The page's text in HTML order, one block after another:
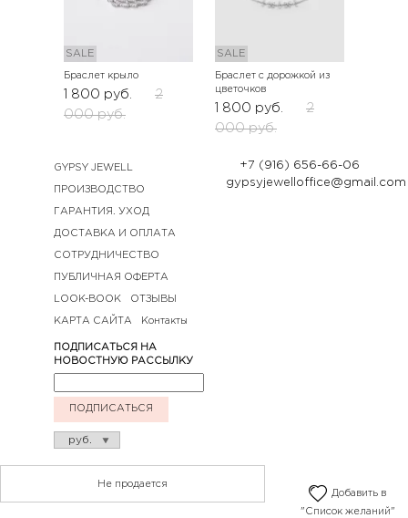
Не продается
Добавить в
"Список желаний"
SALE
Браслет крыло
1 800 руб.
2
000 руб.
SALE
Браслет с дорожкой из
цветочков
1 800 руб.
2
000 руб.
GYPSY JEWELL
ПРОИЗВОДСТВО
ГАРАНТИЯ. УХОД
ДОСТАВКА И ОПЛАТА
СОТРУДНИЧЕСТВО
ПУБЛИЧНАЯ ОФЕРТА
LOOK-BOOK ОТЗЫВЫ
КАРТА САЙТА Контакты
+7 (916) 656-66-06
gypsyjewelloffice@gmail.com
ПОДПИСАТЬСЯ НА
НОВОСТНУЮ РАССЫЛКУ
ПОДПИСАТЬСЯ